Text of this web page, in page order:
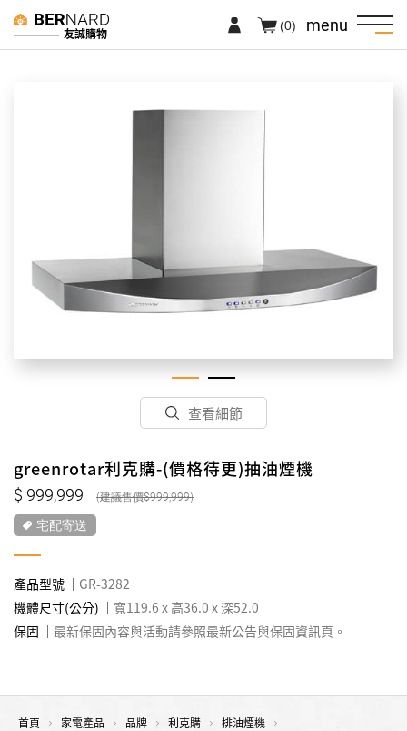
友誠購物 menu
(0)
查看細節
greenrotar利克購-(價格待更)抽油煙機
999,999 999,999
宅配寄送
產品型號
GR-3282
機體尺寸(公分)
寬119.6 x 高36.0 x 深52.0
保固
最新保固內容與活動請參照最新公告與保固資訊頁。
首頁 家電產品 品牌 利克購
排油煙機